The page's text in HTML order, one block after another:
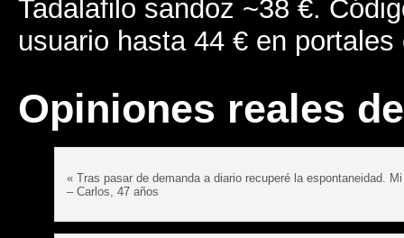
Tadalafilo sandoz ~38 €.
usuario hasta 44 € en
Opiniones reales
« Tras pasar de demanda a diario recuperé la espontaneidad.
– Carlos, 47 años